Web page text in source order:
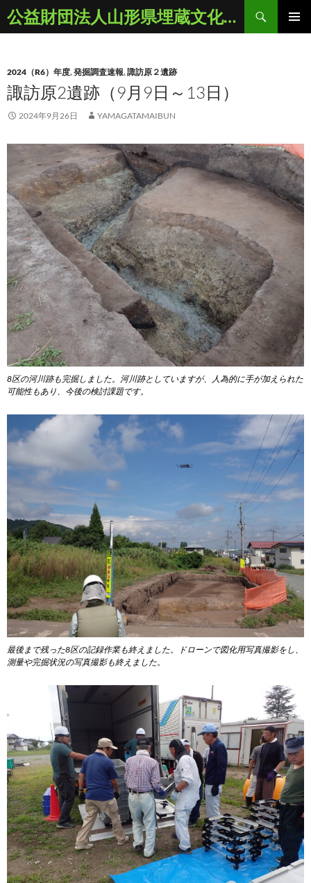
ン
ツ
へ
ッ
公益財団法人山形県埋蔵文化財センター
検
索
2024（R6）年度,発掘調査速報,諏訪原２遺跡
諏訪原2遺跡（9月9日～13日）
2024年9月26日 YAMAGATAMAIBUN
8区の河川跡も完掘しました。河川跡としていますが、人為的に手が加えられた
可能性もあり、今後の検討課題です。
最後まで残った8区の記録作業も終えました。ドローンで図化用写真撮影をし、
測量や完掘状況の写真撮影も終えました。